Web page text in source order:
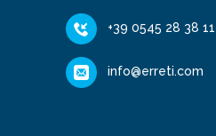
+39 0545 28 38 11
info@erreti.com